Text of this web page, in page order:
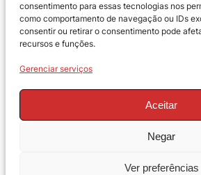
consentimento para essas tecnologias nos
como comportamento de navegação ou IDs
consentir ou retirar o consentimento pode
recursos e funções.
Gerenciar serviços
Aceitar
Negar
Ver preferências
Política de Troca e Devoluções
Política de Reembolso
18.269.230/0001-16. Todos os direitos